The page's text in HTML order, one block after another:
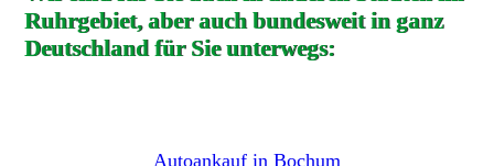
Ruhrgebiet, aber auch bundesweit in ganz
Deutschland für Sie unterwegs:
Autoankauf in Bochum